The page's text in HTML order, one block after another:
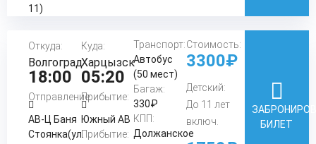
11)
Откуда:
Волгоград
18:00
Отправление:
АВ-Ц Баня
Стоянка(ул.
Куда:
Харцызск
05:20
Прибытие:
Южный АВ
Прибытие:
Транспорт:
Автобус
(50 мест)
Багаж:
330₽
КПП:
Должанское
Стоимость:
3300₽
Детский:
До 11 лет
включ.
БИЛЕТ